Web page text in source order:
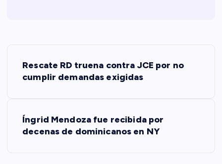
Rescate RD truena contra JCE por no
cumplir demandas exigidas
Íngrid Mendoza fue recibida por
decenas de dominicanos en NY